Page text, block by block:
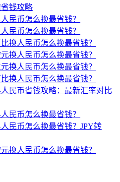
钱攻略
民币怎么换最省钱？
民币怎么换最省钱？
换人民币怎么换最省钱？
换人民币怎么换最省钱？
换人民币怎么换最省钱？
换人民币怎么换最省钱？
民币省钱攻略：最新汇率对比
民币怎么换最省钱？
民币怎么换最省钱？JPY转
换人民币怎么换最省钱？